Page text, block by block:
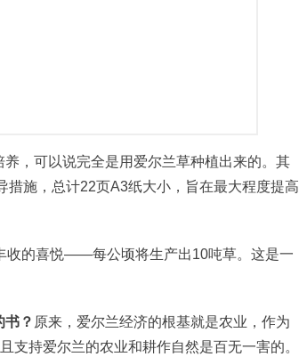
，可以说完全是用爱尔兰草种植出来的。其
施，总计22页A3纸大小，旨在最大程度提高
收的喜悦——每公顷将生产出10吨草。这是一
？ 原来，爱尔兰经济的根基就是农业，作为
支持爱尔兰的农业和耕作自然是百无一害的。